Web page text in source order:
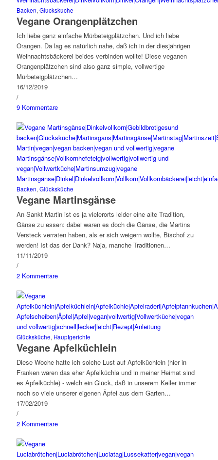
Backen, Glücksküche
Vegane Orangenplätzchen
Ich liebe ganz einfache Mürbeteigplätzchen. Und ich liebe
Orangen. Da lag es natürlich nahe, daß ich in der diesjährigen
Weihnachtsbäckerei beides verbinden wollte! Diese veganen
Orangenplätzchen sind also ganz simple, vollwertige
Mürbeteigplätzchen…
16/12/2019
/
9 Kommentare
Backen, Glücksküche
Vegane Martinsgänse
An Sankt Martin ist es ja vielerorts leider eine alte Tradition,
Gänse zu essen: dabei waren es doch die Gänse, die Martins
Versteck verraten haben, als er sich weigern wollte, Bischof zu
werden! Ist das der Dank? Naja, manche Traditionen…
11/11/2019
/
2 Kommentare
Glücksküche, Hauptgerichte
Vegane Apfelküchlein
Diese Woche hatte ich solche Lust auf Apfelküchlein (hier in
Franken wären das eher Apfelküchla und in meiner Heimat sind
es Apfelküchle) - welch ein Glück, daß in unserem Keller immer
noch so viele unserer eigenen Äpfel aus dem Garten…
17/02/2019
/
2 Kommentare